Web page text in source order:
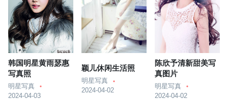
韩国明星黄雨瑟惠
写真照
明星写真
2024-04-03
颖儿休闲生活照
明星写真
2024-04-02
陈欣予清新甜美写
真图片
明星写真
2024-04-02